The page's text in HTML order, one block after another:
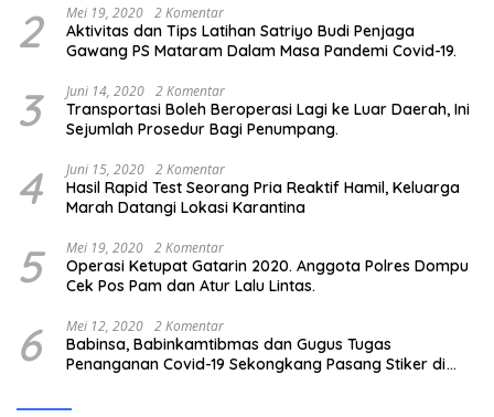
2 Mei 19, 2020 2 Komentar
Aktivitas dan Tips Latihan Satriyo Budi Penjaga
Gawang PS Mataram Dalam Masa Pandemi Covid-19.
3 Juni 14, 2020 2 Komentar
Transportasi Boleh Beroperasi Lagi ke Luar Daerah, Ini
Sejumlah Prosedur Bagi Penumpang.
4 Juni 15, 2020 2 Komentar
Hasil Rapid Test Seorang Pria Reaktif Hamil, Keluarga
Marah Datangi Lokasi Karantina
5 Mei 19, 2020 2 Komentar
Operasi Ketupat Gatarin 2020. Anggota Polres Dompu
Cek Pos Pam dan Atur Lalu Lintas.
6 Mei 12, 2020 2 Komentar
Babinsa, Babinkamtibmas dan Gugus Tugas
Penanganan Covid-19 Sekongkang Pasang Stiker di